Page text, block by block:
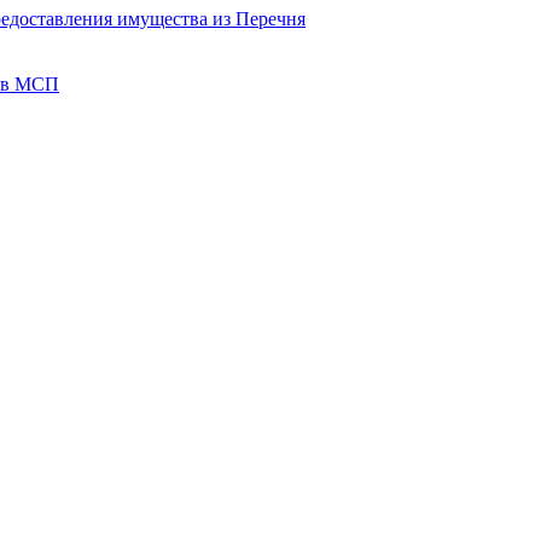
имущества из Перечня
МСП